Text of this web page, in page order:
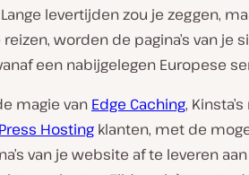
levertijden zou je zeggen,
worden de pagina’s van je
een nabijgelegen Europese
magie van Edge Caching,
Hosting klanten, met de
van je website af te leveren